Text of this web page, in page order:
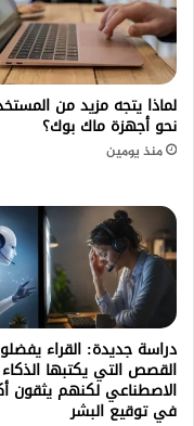
لماذا يتجه مزيد من
نحو أجهزة ماك بوك؟
منذ يومين
دراسة جديدة: القراء
القصص التي يكتبها الذكاء
الاصطناعي لكنهم يثقون
في توقيع البشر